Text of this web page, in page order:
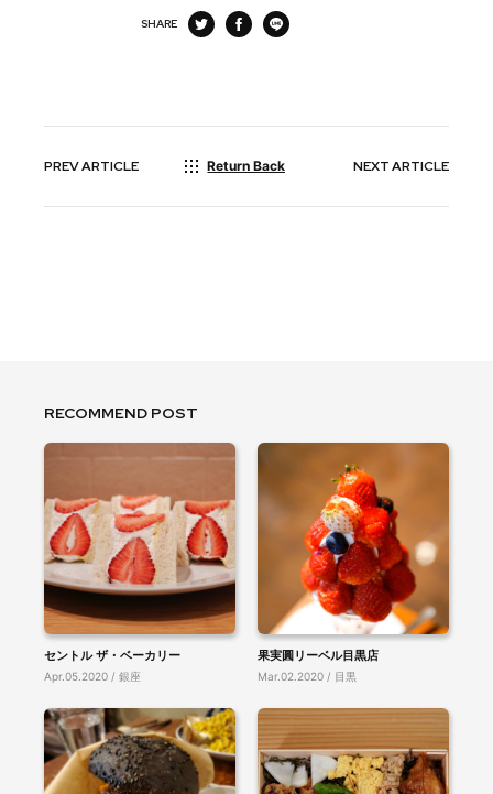
SHARE
PREVARTICLE Return Back NEXTARTICLE
RECOMMEND POST
セントル ザ・ベーカリー
Apr.05.2020 / 銀座
果実圓リーベル目黒店
Mar.02.2020 / 目黒